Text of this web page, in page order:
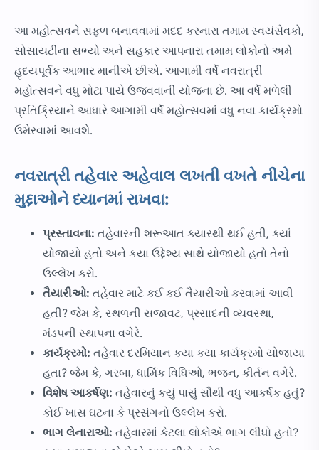
આ મહોત્સવને સફળ બનાવવામાં મદદ કરનારા તમામ સ્વયંસેવકો,
સોસાયટીના સભ્યો અને સહકાર આપનારા તમામ લોકોનો અમે
હૃદયપૂર્વક આભાર માનીએ છીએ. આગામી વર્ષે નવરાત્રી
મહોત્સવને વધુ મોટા પાયે ઉજવવાની યોજના છે. આ વર્ષે મળેલી
પ્રતિક્રિયાને આધારે આગામી વર્ષે મહોત્સવમાં વધુ નવા કાર્યક્રમો
ઉમેરવામાં આવશે.
નવરાત્રી તહેવાર અહેવાલ લખતી વખતે નીચેના
મુદ્દાઓને ધ્યાનમાં રાખવા:
પ્રસ્તાવના: તહેવારની શરૂઆત ક્યારથી થઈ હતી, ક્યાં
યોજાયો હતો અને કયા ઉદ્દેશ્ય સાથે યોજાયો હતો તેનો
ઉલ્લેખ કરો.
તૈયારીઓ: તહેવાર માટે કઈ કઈ તૈયારીઓ કરવામાં આવી
હતી? જેમ કે, સ્થળની સજાવટ, પ્રસાદની વ્યવસ્થા,
મંડપની સ્થાપના વગેરે.
કાર્યક્રમો: તહેવાર દરમિયાન કયા કયા કાર્યક્રમો યોજાયા
હતા? જેમ કે, ગરબા, ધાર્મિક વિધિઓ, ભજન, કીર્તન વગેરે.
વિશેષ આકર્ષણ: તહેવારનું કયું પાસું સૌથી વધુ આકર્ષક હતું?
કોઈ ખાસ ઘટના કે પ્રસંગનો ઉલ્લેખ કરો.
ભાગ લેનારાઓ: તહેવારમાં કેટલા લોકોએ ભાગ લીધો હતો?